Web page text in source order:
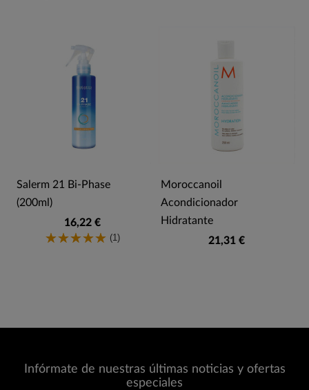
Salerm 21 Bi-Phase
(200ml)
16,22 €
(1)
Moroccanoil
Acondicionador
Hidratante
21,31 €
Infórmate de nuestras últimas noticias y ofertas
especiales